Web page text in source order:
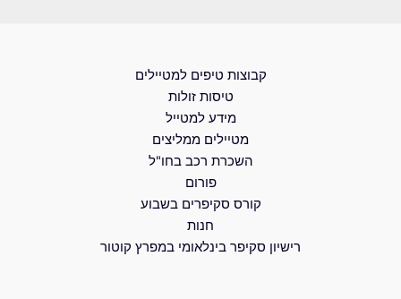
קבוצות טיפים למטיילים
טיסות זולות
מידע למטייל
מטיילים ממליצים
השכרת רכב בחו"ל
פורום
קורס סקיפרים בשבוע
חנות
רישיון סקיפר בינלאומי במפרץ קוטור